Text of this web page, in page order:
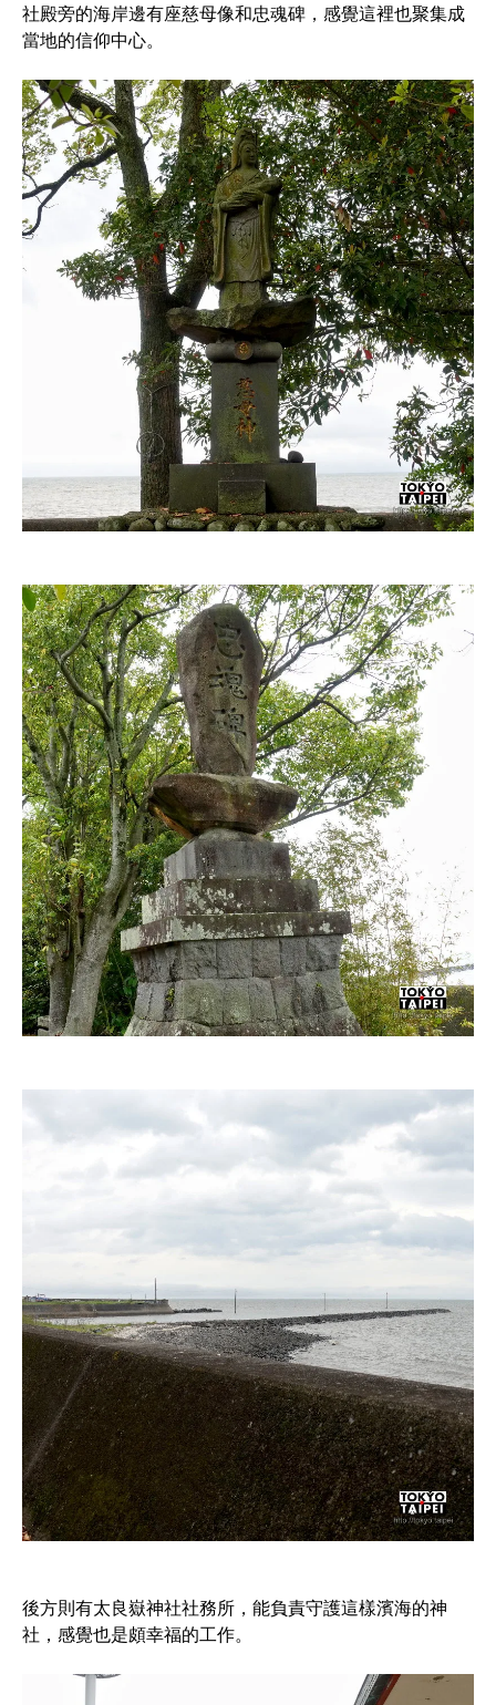
社殿旁的海岸邊有座慈母像和忠魂碑，感覺這裡也聚集成
當地的信仰中心。
後方則有太良嶽神社社務所，能負責守護這樣濱海的神
社，感覺也是頗幸福的工作。